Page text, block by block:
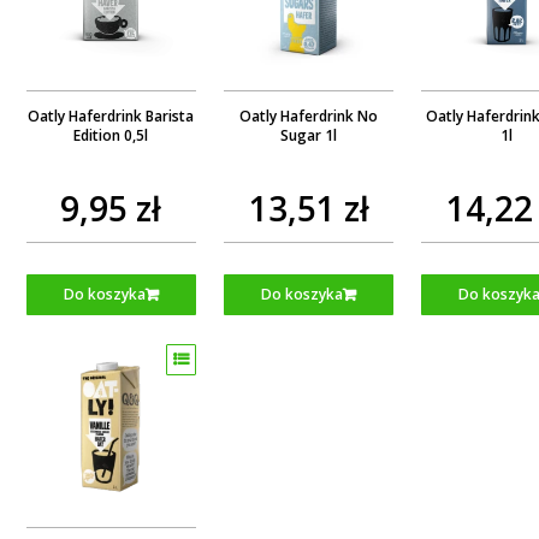
Oatly Haferdrink Barista
Edition 0,5l
9,95 zł
Do koszyka
Oatly Haferdrink No
Sugar 1l
13,51 zł
Do koszyka
Oatly
1l
14,22
Do